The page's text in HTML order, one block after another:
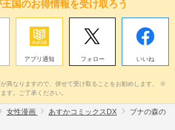
王国のお得情報を受け取ろう
アプリ通知 フォロー いいね
異なりますので、併せて受け取ることをお勧めします。 ※
す。ご了承ください。
女性漫画 あすかコミックスDX
ブナの森の